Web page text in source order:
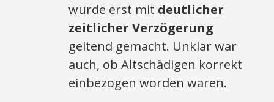
wurde erst mit deutlicher
zeitlicher Verzögerung
geltend gemacht. Unklar war
auch, ob Altschädigen korrekt
einbezogen worden waren.